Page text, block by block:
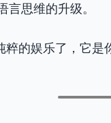
言思维的升级。
粹的娱乐了，它